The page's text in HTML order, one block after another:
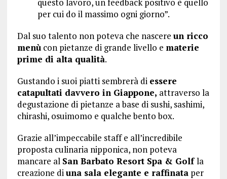
per cui do il massimo ogni giorno”.
Dal suo talento non poteva che nascere un ricco
menùcon pietanze di grande livello e materie
prime di alta qualità.
Gustando i suoi piatti sembrerà di essere
catapultati davvero in Giappone, attraverso la
degustazione di pietanze a base di sushi, sashimi,
chirashi, osuimomo e qualche bento box.
Grazie all’impeccabile staff e all’incredibile
proposta culinaria nipponica, non poteva
mancare al San Barbato Resort Spa & Golfla
creazione diuna sala elegante e raffinataper